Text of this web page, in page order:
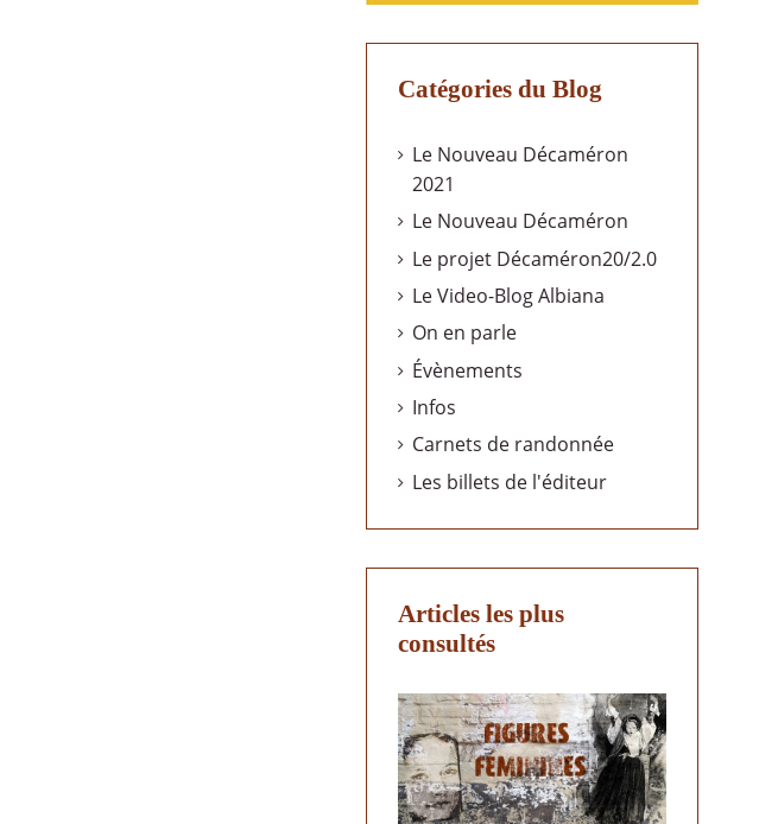
Catégories du Blog
Le Nouveau Décaméron
2021
Le Nouveau Décaméron
Le projet Décaméron20/2.0
Le Video-Blog Albiana
On en parle
Évènements
Infos
Carnets de randonnée
Les billets de l'éditeur
Articles les plus
consultés